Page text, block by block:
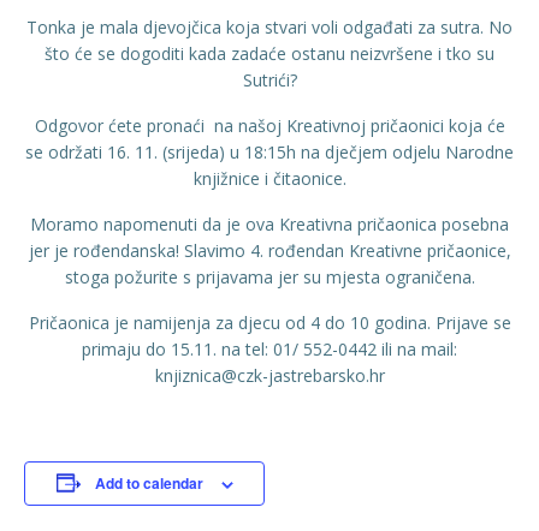
Tonka je mala djevojčica koja stvari voli odgađati za sutra. No
što će se dogoditi kada zadaće ostanu neizvršene i tko su
Sutrići?
Odgovor ćete pronaći na našoj Kreativnoj pričaonici koja će
se održati 16. 11. (srijeda) u 18:15h na dječjem odjelu Narodne
knjižnice i čitaonice.
Moramo napomenuti da je ova Kreativna pričaonica posebna
jer je rođendanska! Slavimo 4. rođendan Kreativne pričaonice,
stoga požurite s prijavama jer su mjesta ograničena.
Pričaonica je namijenja za djecu od 4 do 10 godina. Prijave se
primaju do 15.11. na tel: 01/ 552-0442 ili na mail:
knjiznica@czk-jastrebarsko.hr
Add to calendar